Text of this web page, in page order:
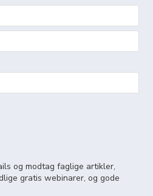
og modtag faglige artikler,
gratis webinarer, og gode